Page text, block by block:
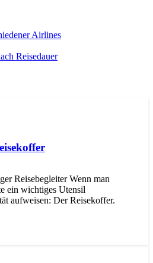
Airlines
Reisedauer
Reisebegleiter Wenn man
ein wichtiges Utensil
aufweisen: Der Reisekoffer.